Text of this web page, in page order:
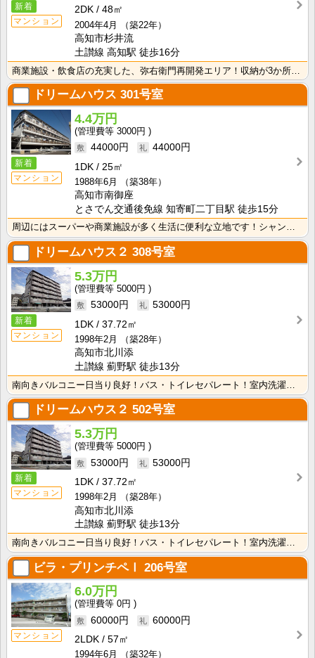
新着
マンション
2DK
48㎡
2004年4月
（築22年）
高知市杉井流
土讃線 高知駅 徒歩16分
ドリームハウス 301号室
新着
マンション
4.4万円
3000円
44000円
44000円
1DK
25㎡
1988年6月
（築38年）
高知市南御座
とさでん交通後免線 知寄町二丁目駅 徒歩15分
周辺にはスーパーや商業施設が多く生活に便利な立地です！シャンプードレッサーが付いているので忙しい朝の･･･
ドリームハウス２ 308号室
新着
マンション
5.3万円
5000円
53000円
53000円
1DK
37.72㎡
1998年2月
（築28年）
高知市北川添
土讃線 薊野駅 徒歩13分
ドリームハウス２ 502号室
新着
マンション
5.3万円
5000円
53000円
53000円
1DK
37.72㎡
1998年2月
（築28年）
高知市北川添
土讃線 薊野駅 徒歩13分
ビラ・プリンチペⅠ 206号室
マンション
6.0万円
0円
60000円
60000円
2LDK
57㎡
1994年6月
（築32年）